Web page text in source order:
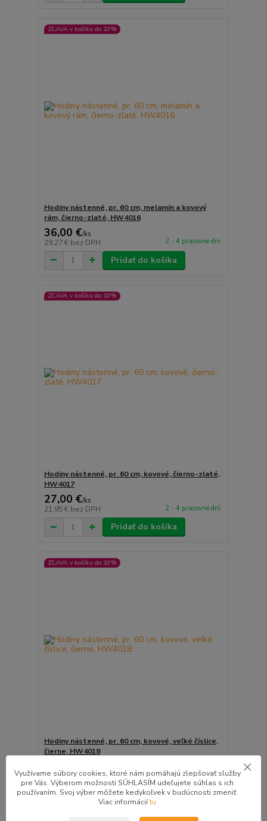
ZĽAVA v košíku do 10%
Hodiny nástenné, pr. 60 cm, melamín a kovový
rám, čierno-zlaté, HW4016
36,00 €/ks
29,27 € bez DPH 2 - 4 pracovné dni
Pridať do košíka
ZĽAVA v košíku do 10%
Hodiny nástenné, pr. 60 cm, kovové, čierno-zlaté,
HW4017
27,00 €/ks
21,95 € bez DPH 2 - 4 pracovné dni
Pridať do košíka
ZĽAVA v košíku do 10%
Hodiny nástenné, pr. 60 cm, kovové, veľké číslice,
čierne, HW4018
29,70 €
24,15 €bez DPH 2 - 4 pracovné dni
Pridať do košíka
Využívame súbory cookies, ktoré nám pomáhajú zlepšovať služby
pre Vás. Výberom možnosti SÚHLASÍM udeľujete súhlas s ich
používaním. Svoj výber môžete kedykoľvek v budúcnosti zmeniť.
Viac informáciítu